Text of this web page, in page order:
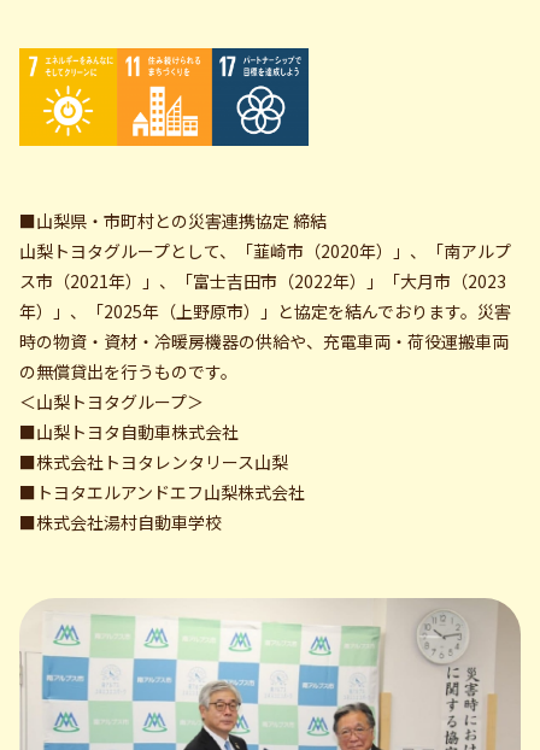
■山梨県・市町村との災害連携協定 締結
山梨トヨタグループとして、「韮崎市（2020年）」、「南アルプ
ス市（2021年）」、「富士吉田市（2022年）」「大月市（2023
年）」、「2025年（上野原市）」と協定を結んでおります。災害
時の物資・資材・冷暖房機器の供給や、充電車両・荷役運搬車両
の無償貸出を行うものです。
＜山梨トヨタグループ＞
■山梨トヨタ自動車株式会社
■株式会社トヨタレンタリース山梨
■トヨタエルアンドエフ山梨株式会社
■株式会社湯村自動車学校